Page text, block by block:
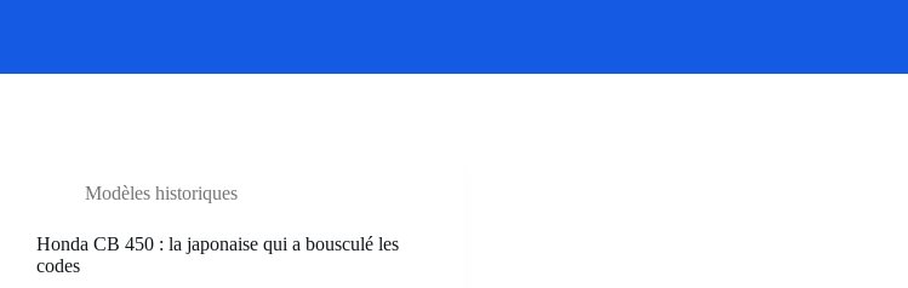
Modèles historiques
Honda CB 450 : la japonaise qui a bousculé les
codes